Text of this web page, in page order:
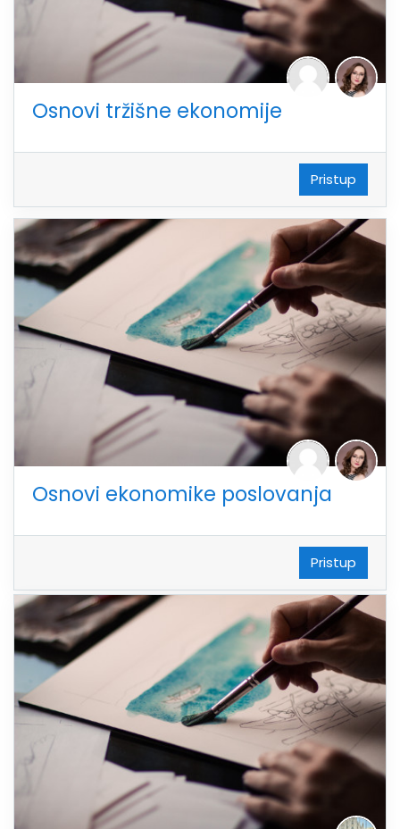
Osnovi tržišne ekonomije
Pristup
Osnovi ekonomike poslovanja
Pristup